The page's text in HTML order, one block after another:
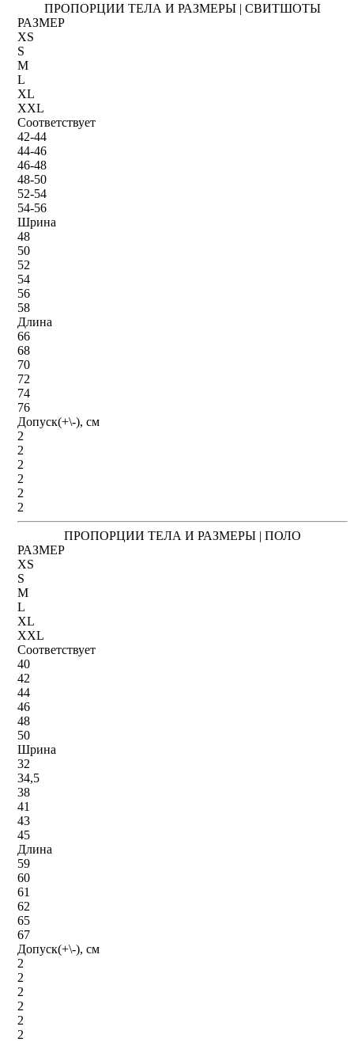
ПРОПОРЦИИ ТЕЛА И РАЗМЕРЫ | СВИТШОТЫ
РАЗМЕР
XS
S
M
L
XL
XXL
Соответствует
42-44
44-46
46-48
48-50
52-54
54-56
Шрина
48
50
52
54
56
58
Длина
66
68
70
72
74
76
Допуск(+\-), см
2
2
2
2
2
2
ПРОПОРЦИИ ТЕЛА И РАЗМЕРЫ | ПОЛО
РАЗМЕР
XS
S
M
L
XL
XXL
Соответствует
40
42
44
46
48
50
Шрина
32
34,5
38
41
43
45
Длина
59
60
61
62
65
67
Допуск(+\-), см
2
2
2
2
2
2